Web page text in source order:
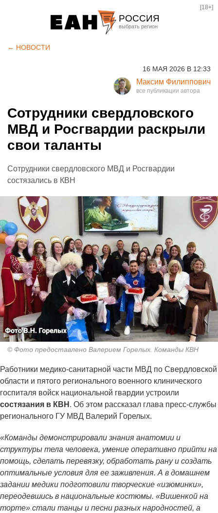
РОССИЯ
Курган
Оренбург
[18+]
← НОВОСТИ
16 МАЯ 2026 В 12:33
Максим Филиппович
Сотрудники свердловского
МВД и Росгвардии раскрыли
свои таланты
Сотрудники свердловского МВД и Росгвардии
состязались в КВН
© Фото предоставлено Валерием Горелых. Команды КВН
Работники медико-санитарной части МВД по Свердловской
области и пятого регионального военного клинического
госпиталя войск национальной гвардии устроили
состязания в КВН . Об этом рассказал глава пресс-службы
регионального ГУ МВД Валерий Горелых.
«Команды демонстрировали знания анатомии и
структуры тела человека, умение оперативно прийти на
помощь, сделать перевязку, обработать рану и создать
оптимальные условия для ее заживления. А в домашнем
задании медики подготовили творческие «изюминки»,
переодевшись в национальные костюмы. «Вишенкой на
торте» стали танцы и песни разных народностей, а